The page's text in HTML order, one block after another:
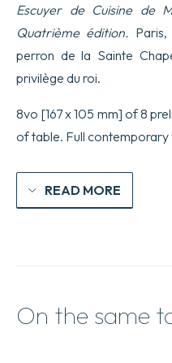
Escuyer de Cuisine de
Quatrième édition.
perron de la Sainte
privilège du roi.
8vo [167 x 105 mm] of 8
of table. Full contemporary
READ MORE
On the same